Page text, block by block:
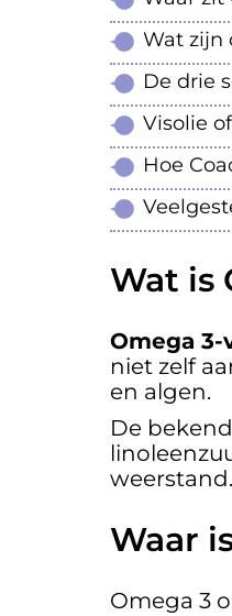
Wat zijn
De drie
Visolie
Hoe
Wat is
Omega
niet zelf
en algen.
De
weerstand.
Waar
Omega 3